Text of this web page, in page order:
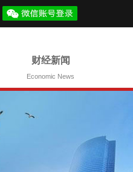
财经新闻
Economic News